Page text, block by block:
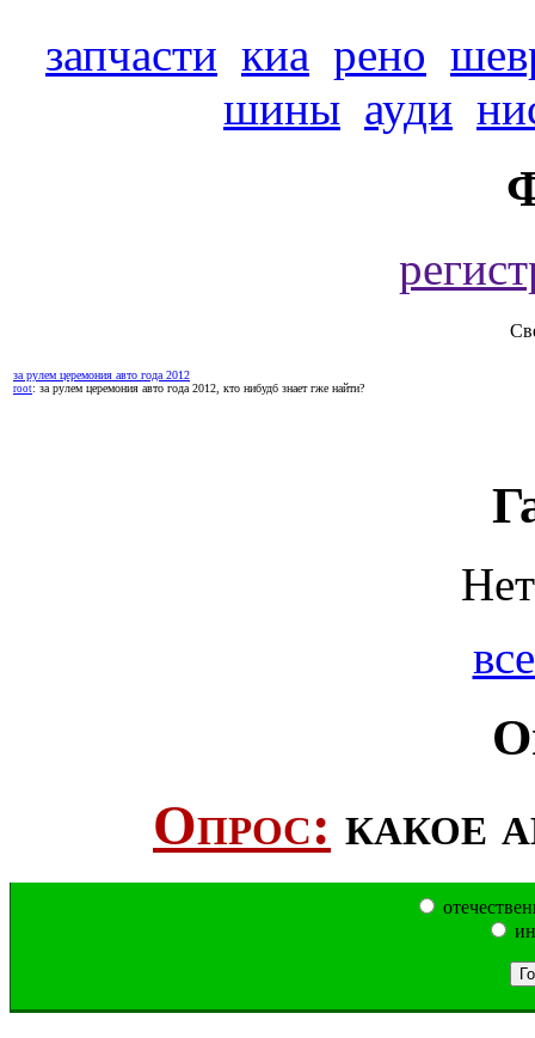
запчасти киа рено
шины ауди
за рулем церемония авто года 2012
root: за рулем церемония авто года 2012, кто нибудб знает гже найти?
Опрос: какое